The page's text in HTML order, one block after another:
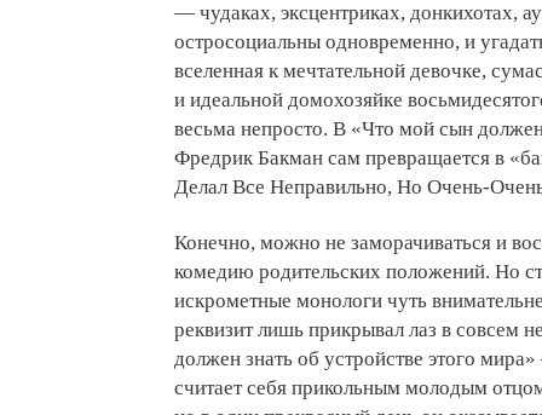
— чудаках, эксцентриках, донкихотах,
остросоциальны одновременно, и
вселенная к мечтательной девочке,
и идеальной домохозяйке
весьма непросто. В «Что мой сын
Фредрик Бакман сам превращается в
Делал Все Неправильно, Но Очень-
Конечно, можно не заморачиваться и
комедию родительских положений. Но
искрометные монологи чуть
реквизит лишь прикрывал лаз в совсем
должен знать об устройстве этого
считает себя прикольным молодым